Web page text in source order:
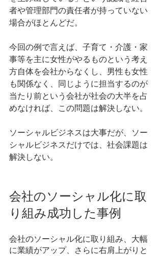
者や管理部門の責任者が持っていない
場合がほとんどだ。
今回の例で言えば、子育て・介護・家
事等を主に女性がやるものという考え
方自体を会社からなくし、男性も女性
も関係なく、同じように担当するのが
当たり前という会社が社会の大半を占
めなければ、この問題は解決しない。
ソーシャルビジネスは大事だが、ソー
シャルビジネスだけでは、社会課題は
解決しない。
会社のソーシャル化に取
り組み成功した事例
会社のソーシャル化に取り組み、大幅
に業績がアップ、さらに右肩上がりと